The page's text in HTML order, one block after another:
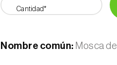
Cantidad*
Nombre común: Mosca